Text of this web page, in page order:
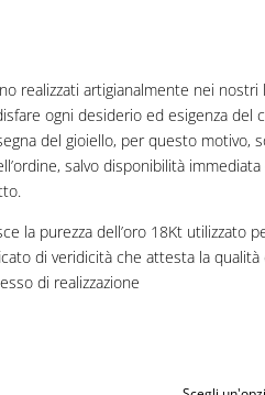
realizzati artigianalmente nei
ogni desiderio ed esigenza del
del gioiello, per questo motivo,
salvo disponibilità
la purezza dell’oro 18Kt utilizzato
di veridicità che attesta la
di realizzazione